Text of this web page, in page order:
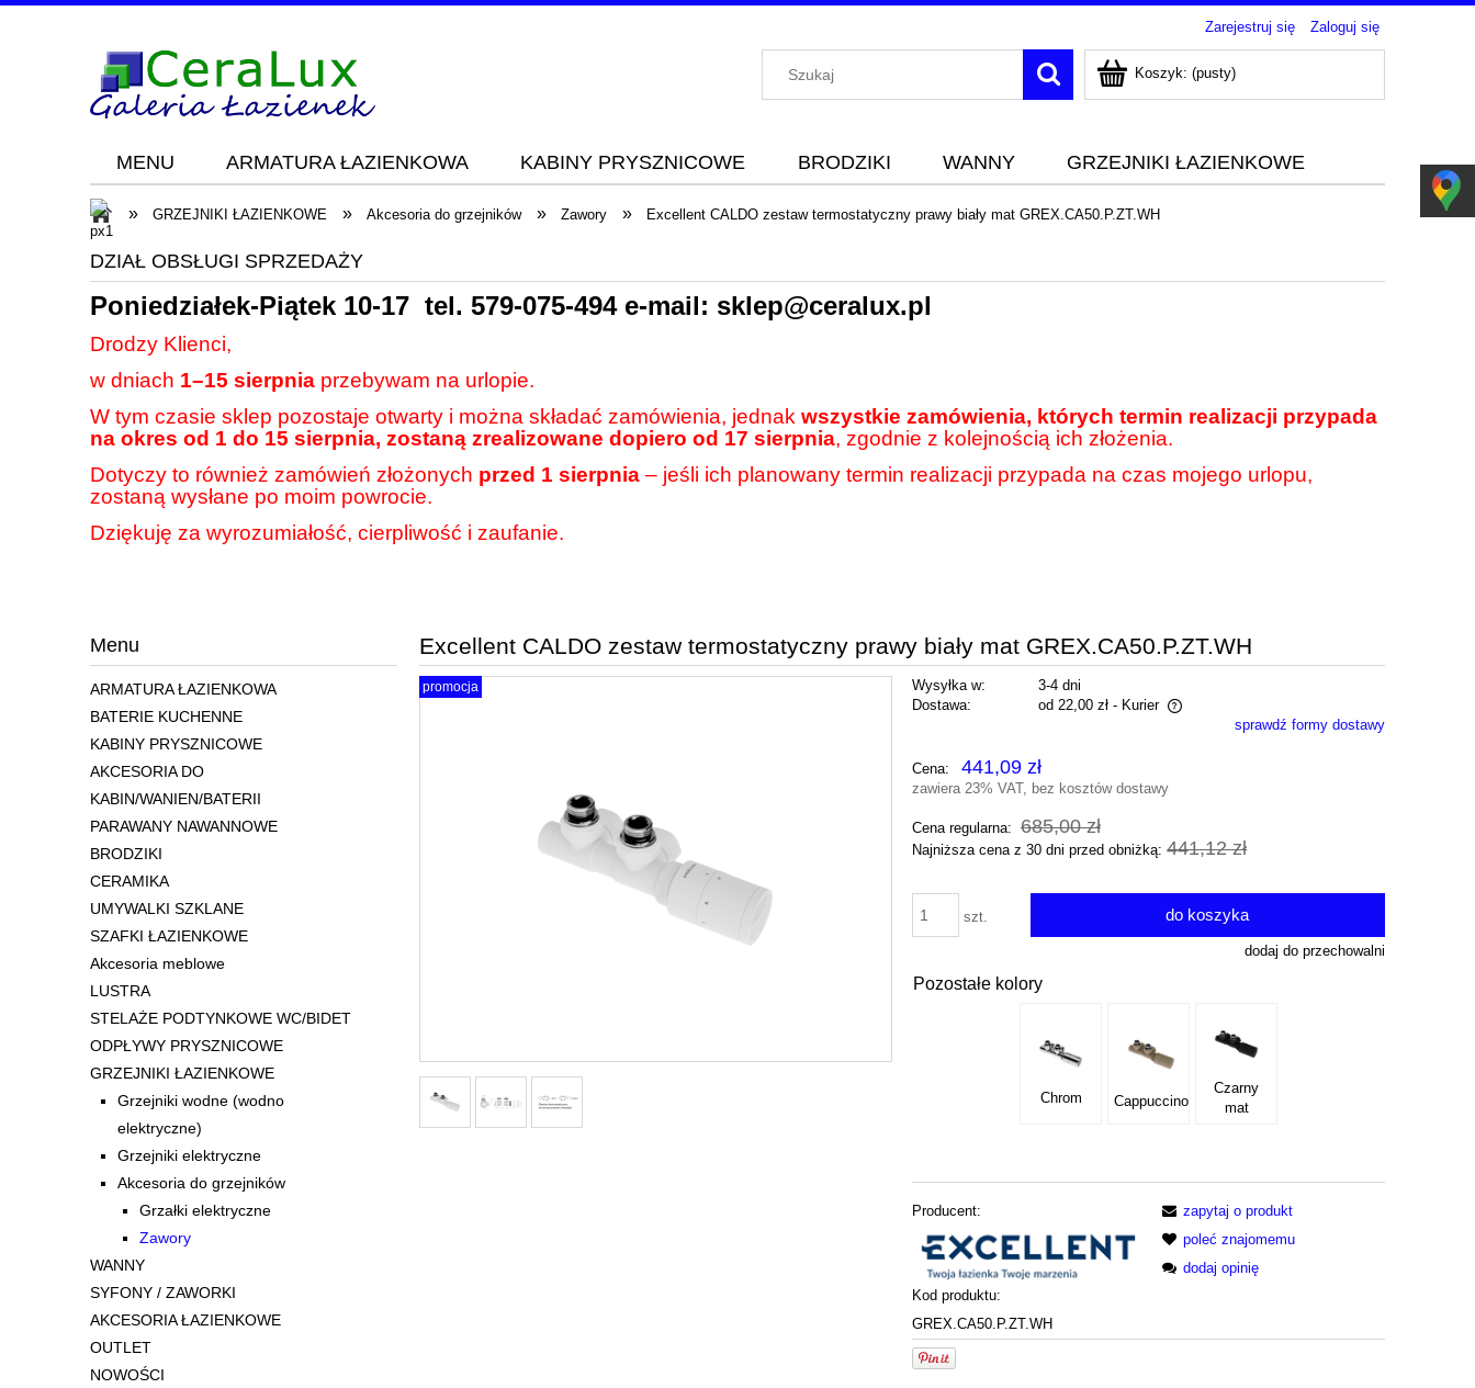
Zarejestruj się Zaloguj się
Koszyk: (pusty)
MENU ARMATURA ŁAZIENKOWA KABINY PRYSZNICOWE BRODZIKI WANNY GRZEJNIKI ŁAZIENKOWE
Blog KONTAKT
» GRZEJNIKI ŁAZIENKOWE » Akcesoria do grzejników » Zawory » Excellent CALDO zestaw termostatyczny prawy biały mat GREX.CA50.P.ZT.WH
DZIAŁ OBSŁUGI SPRZEDAŻY
Poniedziałek-Piątek 10-17 tel. 579-075-494e-mail: sklep@ceralux.pl
Drodzy Klienci,
w dniach 1–15 sierpnia przebywam na urlopie.
W tym czasie sklep pozostaje otwarty i można składać zamówienia, jednak wszystkie zamówienia, których termin realizacji przypada
na okres od 1 do 15 sierpnia, zostaną zrealizowane dopiero od 17 sierpnia, zgodnie z kolejnością ich złożenia.
Dotyczy to również zamówień złożonych przed 1 sierpnia – jeśli ich planowany termin realizacji przypada na czas mojego urlopu,
zostaną wysłane po moim powrocie.
Dziękuję za wyrozumiałość, cierpliwość i zaufanie.
Menu
ARMATURA ŁAZIENKOWA
BATERIE KUCHENNE
KABINY PRYSZNICOWE
AKCESORIA DO
KABIN/WANIEN/BATERII
PARAWANY NAWANNOWE
BRODZIKI
CERAMIKA
UMYWALKI SZKLANE
SZAFKI ŁAZIENKOWE
Akcesoria meblowe
LUSTRA
STELAŻE PODTYNKOWE WC/BIDET
ODPŁYWY PRYSZNICOWE
GRZEJNIKI ŁAZIENKOWE
Grzejniki wodne (wodno
elektryczne)
Grzejniki elektryczne
Akcesoria do grzejników
Grzałki elektryczne
Zawory
WANNY
SYFONY / ZAWORKI
AKCESORIA ŁAZIENKOWE
OUTLET
NOWOŚCI
Excellent CALDO zestaw termostatyczny prawy biały mat GREX.CA50.P.ZT.WH
promocja Wysyłka w:
3-4 dni
Dostawa:
od 22,00 zł - Kurier
płatności
sprawdź formy dostawy
Cena: 441,09 zł
zawiera 23% VAT, bez kosztów dostawy
Cena regularna: 685,00 zł
Najniższa cena z 30 dni przed obniżką:441,12 zł
szt. do koszyka
dodaj do przechowalni
Pozostałe kolory
Chrom Cappuccino
Czarny
mat
Producent:
Kod produktu:
GREX.CA50.P.ZT.WH
zapytaj o produkt
poleć znajomemu
dodaj opinię